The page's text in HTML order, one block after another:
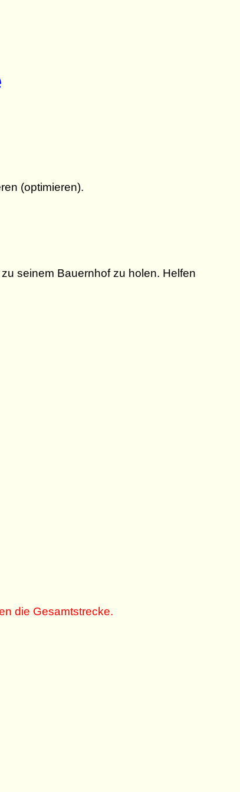
(optimieren).
seinem Bauernhof zu holen. Helfen
die Gesamtstrecke.